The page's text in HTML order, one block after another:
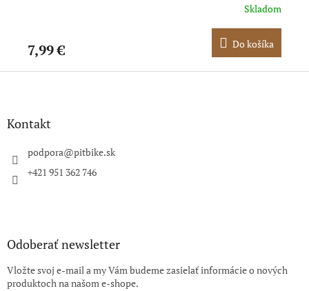
Skladom
7,99 € Do košíka
Z
Kontakt
podpora@pitbike.sk
+421 951 362 746
Odoberať newsletter
Vložte svoj e-mail a my Vám budeme zasielať informácie o nových
produktoch na našom e-shope.